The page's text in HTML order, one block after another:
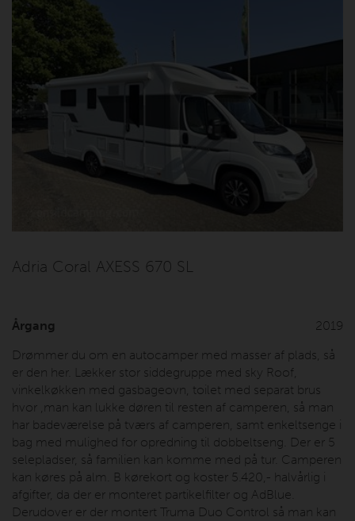
Adria Coral AXESS 670 SL
Årgang
2019
Drømmer du om en autocamper med masser af plads, så
er den her. Lækker stor siddegruppe med sky Roof,
vinkelkøkken med gasbageovn, toilet med separat brus
hvor ,man kan lukke døren til resten af camperen, så man
har badeværelse på tværs af camperen, samt enkeltsenge i
bag med mulighed for opredning til dobbeltseng. Der er 5
selepladser, så familien kan komme med på tur. Camperen
kan køres på alm. B kørekort og koster 5.420,- halvårlig i
afgifter, da der er monteret partikelfilter og AdBlue.
Derudover er der montert Truma Duo Control så man kan